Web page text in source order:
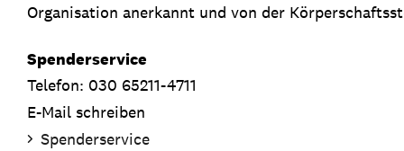
Organisation anerkannt und von der
Spenderservice
Telefon: 030 65211-4711
E-Mail schreiben
Spenderservice